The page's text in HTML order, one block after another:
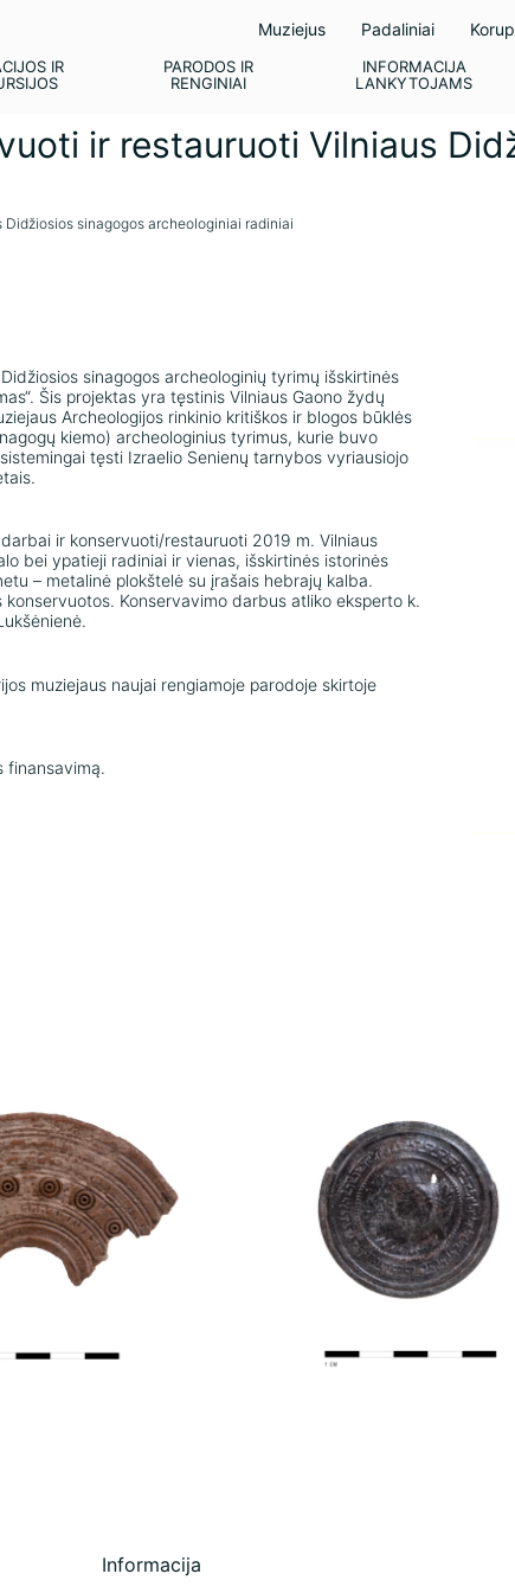
Muziejus Padaliniai
IR
PARODOS IR
RENGINIAI
INFORMACIJA
LANKYTOJAMS
ir restauruoti Vilniaus
sinagogos archeologiniai radiniai
sinagogos archeologinių tyrimų išskirtinės
Šis projektas yra tęstinis Vilniaus Gaono žydų
Archeologijos rinkinio kritiškos ir blogos būklės
kiemo) archeologinius tyrimus, kurie buvo
tęsti Izraelio Senienų tarnybos vyriausiojo
ir konservuoti/restauruoti 2019 m. Vilniaus
bei ypatieji radiniai ir vienas, išskirtinės istorinės
– metalinė plokštelė su įrašais hebrajų kalba.
Konservavimo darbus atliko eksperto k.
muziejaus naujai rengiamoje parodoje skirtoje
finansavimą.
Informacija